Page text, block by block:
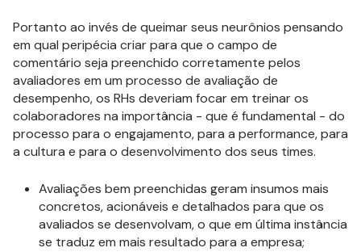
Portanto ao invés de queimar seus neurônios pensando
em qual peripécia criar para que o campo de
comentário seja preenchido corretamente pelos
avaliadores em um processo de avaliação de
desempenho, os RHs deveriam focar em treinar os
colaboradores na importância - que é fundamental - do
processo para o engajamento, para a performance, para
a cultura e para o desenvolvimento dos seus times.
Avaliações bem preenchidas geram insumos mais
concretos, acionáveis e detalhados para que os
avaliados se desenvolvam, o que em última instância
se traduz em mais resultado para a empresa;